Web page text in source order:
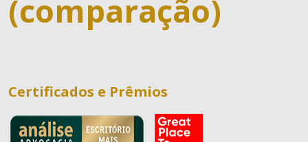
Quem Somos
Equipe
Áreas de Atuação
Tributário
(comparação)
Certificados e Prêmios